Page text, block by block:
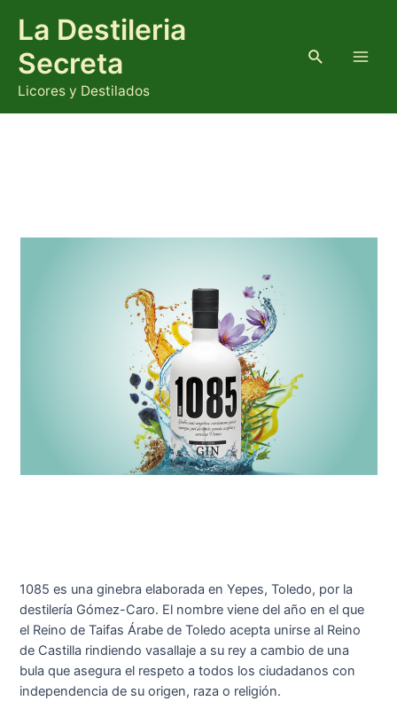
contenido
La Destileria
Secreta
Licores y Destilados
Buscar
1085 es una ginebra elaborada en Yepes, Toledo, por la
destilería Gómez-Caro. El nombre viene del año en el que
el Reino de Taifas Árabe de Toledo acepta unirse al Reino
de Castilla rindiendo vasallaje a su rey a cambio de una
bula que asegura el respeto a todos los ciudadanos con
independencia de su origen, raza o religión.